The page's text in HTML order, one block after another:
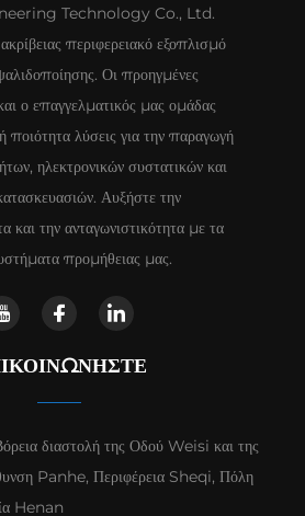
Technology Co., Ltd.
περιφερειακό εξοπλισμό
Οι προηγμένες
ο επαγγελματικός μας ομάδας
ποιότητα λύσεις για την παραγωγή
ηλεκτρονικών συστατικών και
Αυξήστε την
και την ανταγωνιστικότητα με τα
προμήθειας μας.
διαστολή της Οδού Weisi και της
Panhe, Περιφέρεια Sheqi, Πόλη
Henan